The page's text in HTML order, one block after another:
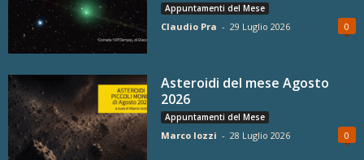
Appuntamenti del Mese
Claudio Pra - 29 Luglio 2026 0
Asteroidi del mese Agosto
2026
Appuntamenti del Mese
Marco Iozzi - 28 Luglio 2026 0